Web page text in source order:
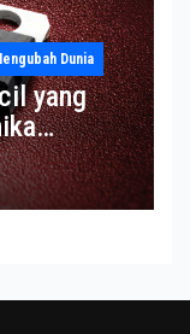
Dunia
yang